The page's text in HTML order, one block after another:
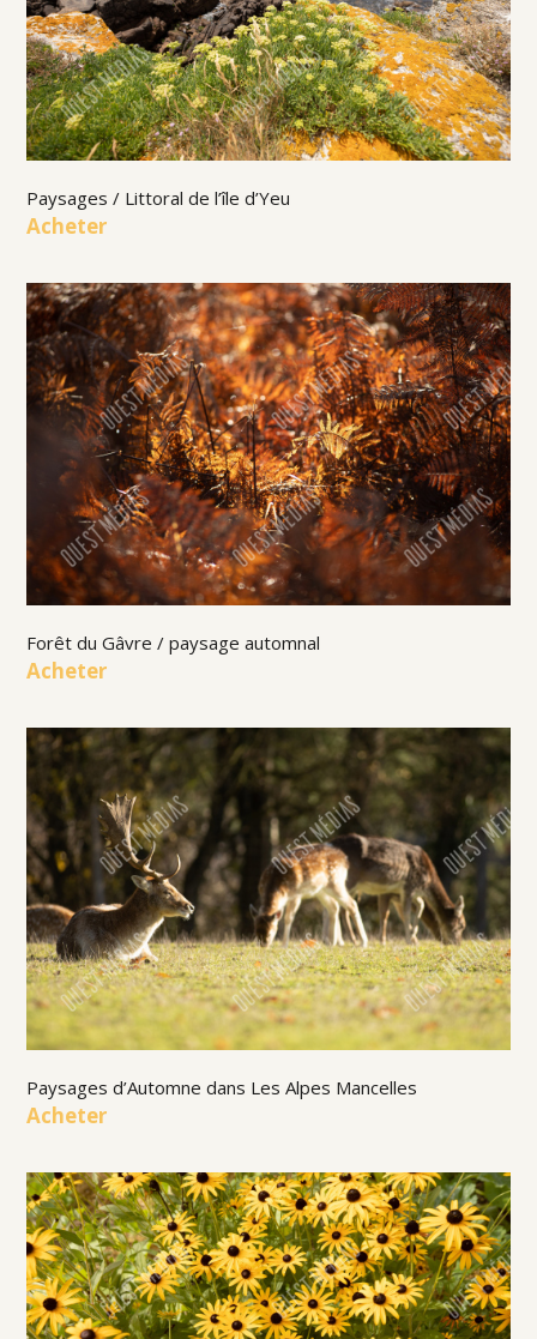
Paysages / Littoral de l’île d’Yeu
Acheter
Forêt du Gâvre / paysage automnal
Acheter
Paysages d’Automne dans Les Alpes Mancelles
Acheter